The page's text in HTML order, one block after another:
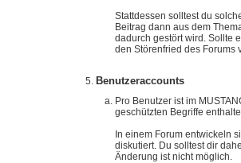
Stattdessen solltest du
Beitrag dann aus dem
dadurch gestört wird. Sollte
den Störenfried des Forums
Benutzeraccounts
Pro Benutzer ist im
geschützten Begriffe
In einem Forum entwickeln
diskutiert. Du solltest dir
Änderung ist nicht möglich.